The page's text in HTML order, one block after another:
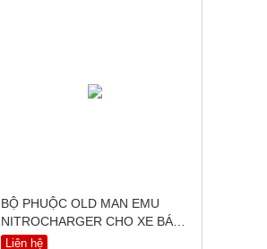
BỘ PHUỘC OLD MAN EMU
NITROCHARGER CHO XE BÁN
TẢI MITSUBISHI PAJERO
Liên hệ